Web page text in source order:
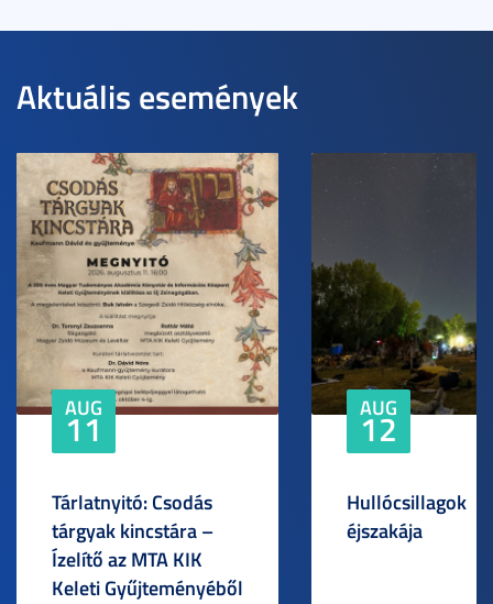
Aktuális események
AUG
11
Tárlatnyitó: Csodás
tárgyak kincstára –
Ízelítő az MTA KIK
Keleti Gyűjteményéből
AUG
12
Hullócsillagok
éjszakája